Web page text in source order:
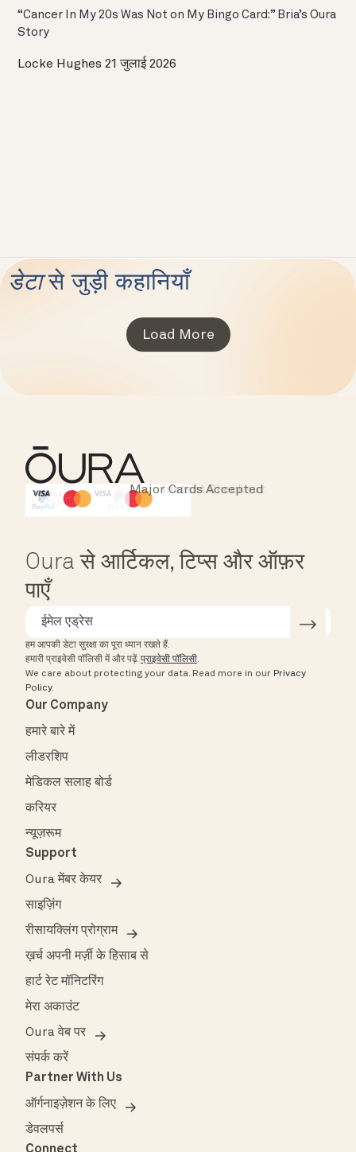
“Cancer In My 20s Was Not on My Bingo Card:” Bria’s Oura
Story
Locke Hughes 21 जुलाई 2026
डेटासे जुड़ी कहानियाँ
Load More
HSA/FSA Eligible
Affirm
Instant Checkout
Major Cards Accepted
Oura से आर्टिकल, टिप्स और ऑफ़र
पाएँ
हम आपकी डेटा सुरक्षा का पूरा ध्यान रखते हैं.
हमारी प्राइवेसी पॉलिसी में और पढ़ें. प्राइवेसी पॉलिसी.
We care about protecting your data. Read more in our Privacy
Policy.
Our Company
हमारे बारे में
लीडरशिप
मेडिकल सलाह बोर्ड
करियर
न्यूज़रूम
Support
Oura मेंबर केयर
साइज़िंग
रीसायक्लिंग प्रोग्राम
ख़र्च अपनी मर्ज़ी के हिसाब से
हार्ट रेट मॉनिटरिंग
मेरा अकाउंट
Oura वेब पर
संपर्क करें
Partner With Us
ऑर्गनाइज़ेशन के लिए
डेवलपर्स